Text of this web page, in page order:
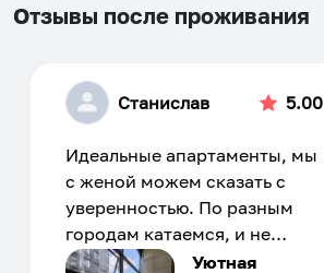
Отзывы после проживания
Станислав 5.00
Идеальные апартаменты, мы
с женой можем сказать с
уверенностью. По разным
городам катаемся, и не
только в России. Сервис на
Уютная